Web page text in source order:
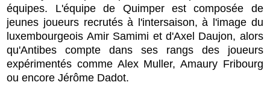
équipes. L'équipe de Quimper est composée de
jeunes joueurs recrutés à l'intersaison, à l'image du
luxembourgeois Amir Samimi et d'Axel Daujon, alors
qu'Antibes compte dans ses rangs des joueurs
expérimentés comme Alex Muller, Amaury Fribourg
ou encore Jérôme Dadot.